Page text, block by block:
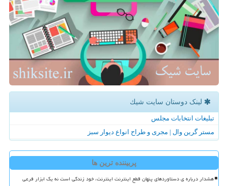
لینک دوستان سایت شیك
تبلیغات انتخابات مجلس
مستر گرین وال | مجری و طراح انواع دیوار سبز
پربیننده ترین ها
هشدار درباره ی دستاوردهای پنهان قطع اینترنت اینترنت، خود زندگی است نه یک ابزار فرعی